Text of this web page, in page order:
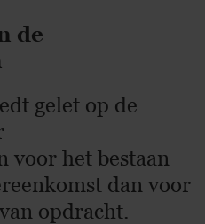
de
gelet op de
voor het bestaan
dan voor
opdracht.